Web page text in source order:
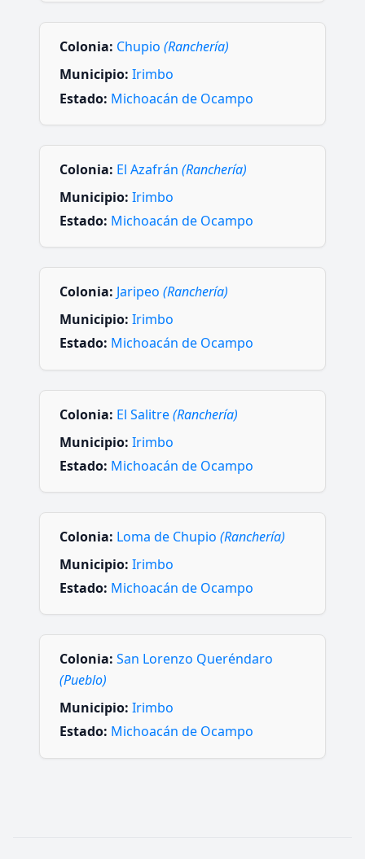
Colonia: Chupio (Ranchería)
Municipio: Irimbo
Estado: Michoacán de Ocampo
Colonia: El Azafrán (Ranchería)
Municipio: Irimbo
Estado: Michoacán de Ocampo
Colonia: Jaripeo (Ranchería)
Municipio: Irimbo
Estado: Michoacán de Ocampo
Colonia: El Salitre(Ranchería)
Municipio: Irimbo
Estado: Michoacán de Ocampo
Colonia: Loma de Chupio (Ranchería)
Municipio: Irimbo
Estado: Michoacán de Ocampo
Colonia: San Lorenzo Queréndaro
(Pueblo)
Municipio: Irimbo
Estado: Michoacán de Ocampo